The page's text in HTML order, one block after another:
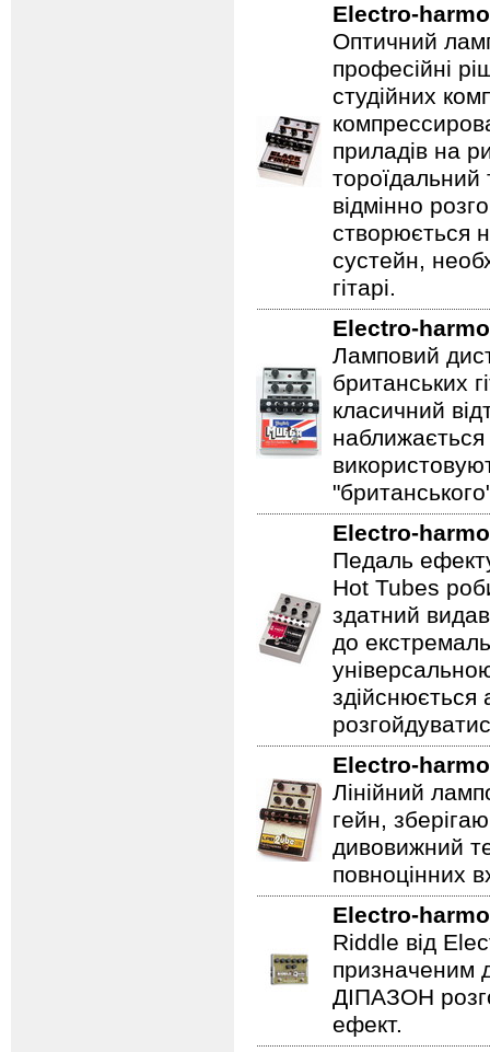
Electro-
Оптичний
професійні
студійних
приладів на
відмінно
створюється
сустейн,
гітарі.
Electro-
Ламповий
британських
класичний
Electro-
Педаль
Hot Tubes
здатний
до
Electro-
Лінійний
гейн,
дивовижний
повноцінних
Electro-
Riddle від
призначеним
ДІПАЗОН
ефект.